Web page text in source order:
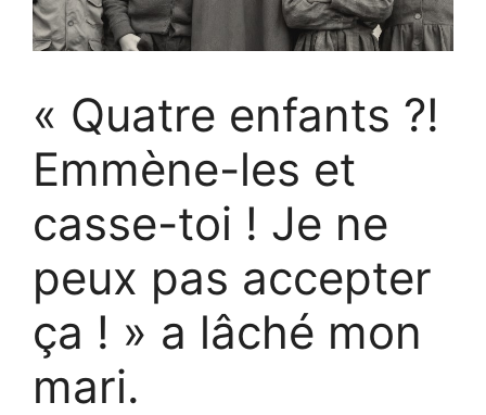
« Quatre enfants ?!
Emmène-les et
casse-toi ! Je ne
peux pas accepter
ça ! » a lâché mon
mari.